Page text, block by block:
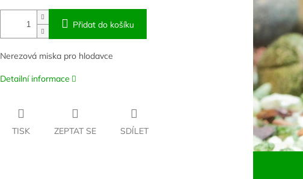
Přidat do košíku
Nerezová miska pro hlodavce
Detailní informace
TISK ZEPTAT SE SDÍLET